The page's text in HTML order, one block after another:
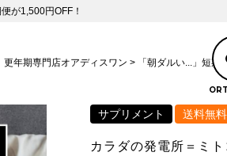
が1,500円OFF！
年期専門店オアディスワン 「朝ダルい...」短
サプリメント 送料無料
カラダの発電所＝ミト